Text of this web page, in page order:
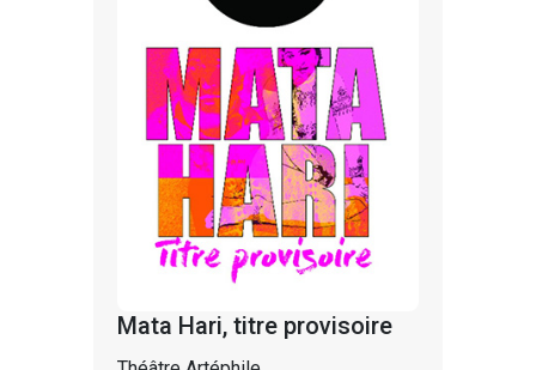
Mata Hari, titre provisoire